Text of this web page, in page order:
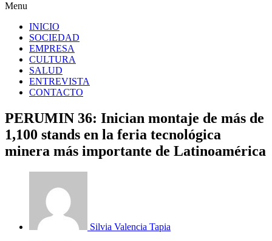
Menu
INICIO
SOCIEDAD
EMPRESA
CULTURA
SALUD
ENTREVISTA
CONTACTO
PERUMIN 36: Inician montaje de más de
1,100 stands en la feria tecnológica
minera más importante de Latinoamérica
Silvia Valencia Tapia